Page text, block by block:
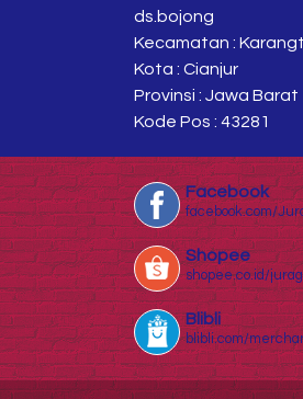
ds.bojong
Kecamatan :
Kota : Cianjur
Provinsi : Jawa Barat
Kode Pos : 43281
Facebook
facebook.com/
Shopee
shopee.co.id/
Blibli
blibli.com/